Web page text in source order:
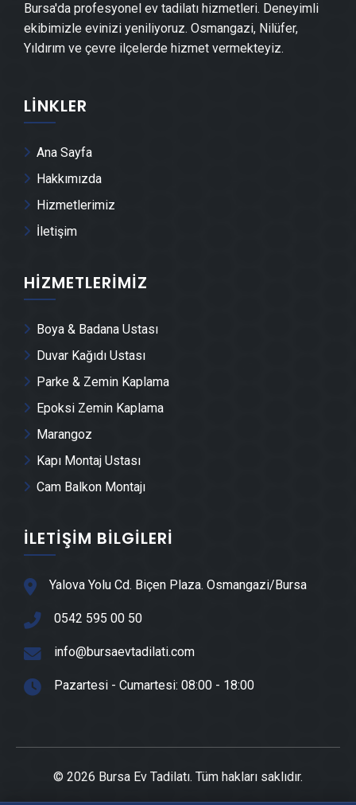
Ataevler Şap Ustası
Ataevler Kepenk & Panjur Montajı
Ataevler Dolap & Mobilya İmalatı
Ataevler Dış Cephe Kaplama Ustası
Ataevler Duvar Çıtası Ustası
Ataevler Havuz Yapımı
Ataevler Cam Montajı
Ataevler Ayna Montajı
Ataevler Hafriyat & Moloz Atımı
Ataevler Seramik Ustası
Ataevler Teras Kapatma
Bursa'da profesyonel ev tadilatı hizmetleri. Deneyimli
ekibimizle evinizi yeniliyoruz. Osmangazi, Nilüfer,
Yıldırım ve çevre ilçelerde hizmet vermekteyiz.
LINKLER
Ana Sayfa
Hakkımızda
Hizmetlerimiz
İletişim
HIZMETLERIMIZ
Boya & Badana Ustası
Duvar Kağıdı Ustası
Parke & Zemin Kaplama
Epoksi Zemin Kaplama
Marangoz
Kapı Montaj Ustası
Cam Balkon Montajı
İLETIŞIM BILGILERI
Yalova Yolu Cd. Biçen Plaza. Osmangazi/Bursa
0542 595 00 50
info@bursaevtadilati.com
Pazartesi - Cumartesi: 08:00 - 18:00
© 2026 Bursa Ev Tadilatı. Tüm hakları saklıdır.